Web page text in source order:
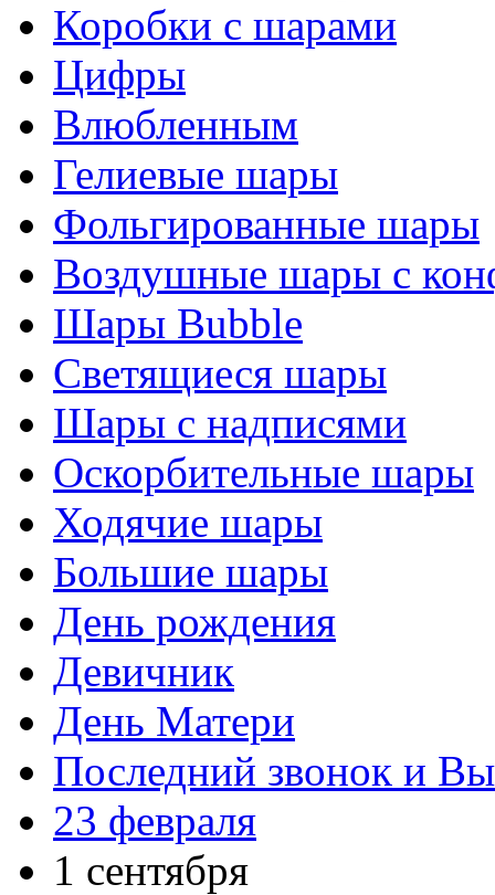
Коробки с шарами
Цифры
Влюбленным
Гелиевые шары
Фольгированные шары
Воздушные шары с
Шары Bubble
Светящиеся шары
Шары с надписями
Оскорбительные шары
Ходячие шары
Большие шары
День рождения
Девичник
День Матери
Последний звонок и
23 февраля
1 сентября